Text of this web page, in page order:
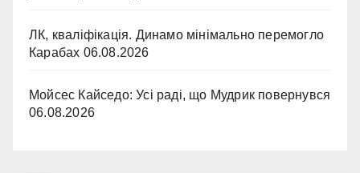
ЛК, кваліфікація. Динамо мінімально перемогло
Карабах 06.08.2026
Мойсес Кайседо: Усі раді, що Мудрик повернувся
06.08.2026